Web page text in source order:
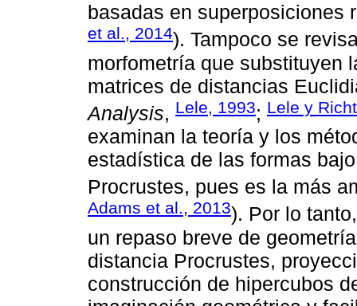
basadas en superposiciones
et al., 2014). Tampoco se
morfometría que substituyen
matrices de distancias
Analysis, Lele, 1993; Lele y
examinan la teoría y los
estadística de las formas
Procrustes, pues es la más
Adams et al., 2013). Por lo
un repaso breve de
distancia Procrustes,
construcción de hipercubos